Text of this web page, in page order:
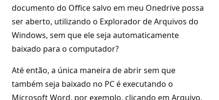
documento do Office salvo em meu Onedrive possa
ser aberto, utilizando o Explorador de Arquivos do
Windows, sem que ele seja automaticamente
baixado para o computador?
Até então, a única maneira de abrir sem que
também seja baixado no PC é executando o
Microsoft Word, por exemplo, clicando em Arquivo,